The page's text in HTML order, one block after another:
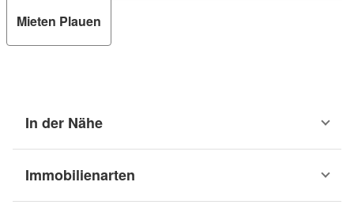
Mieten Plauen
In der Nähe
Immobilienarten